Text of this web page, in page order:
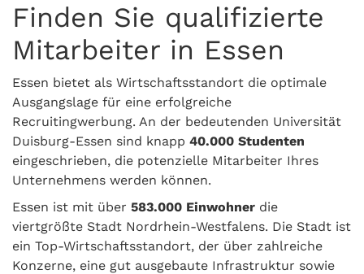
Finden Sie qualifizierte
Mitarbeiter in Essen
Essen bietet als Wirtschaftsstandort die optimale
Ausgangslage für eine erfolgreiche
Recruitingwerbung. An der bedeutenden Universität
Duisburg-Essen sind knapp 40.000 Studenten
eingeschrieben, die potenzielle Mitarbeiter Ihres
Unternehmens werden können.
Essen ist mit über 583.000 Einwohner die
viertgrößte Stadt Nordrhein-Westfalens. Die Stadt ist
ein Top-Wirtschaftsstandort, der über zahlreiche
Konzerne, eine gut ausgebaute Infrastruktur sowie